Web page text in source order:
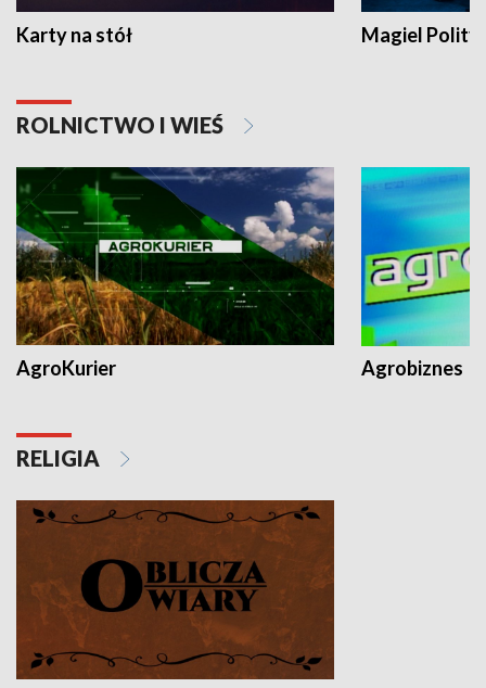
Karty na stół Magiel
ROLNICTWO I WIEŚ
AgroKurier Agrobiznes
RELIGIA